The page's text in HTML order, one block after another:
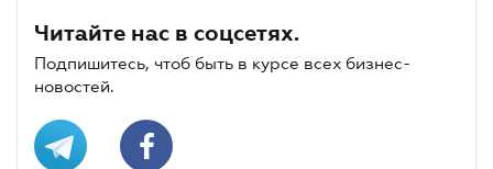
Читайте нас в соцсетях.
Подпишитесь, чтоб быть в курсе всех бизнес-
новостей.